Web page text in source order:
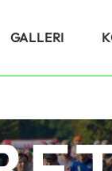
GALLERI